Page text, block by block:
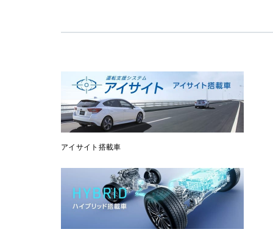
アイサイト搭載車